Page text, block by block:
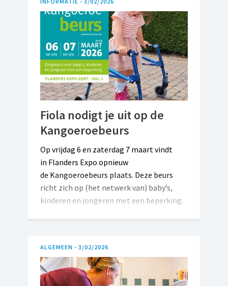
Fiola nodigt je uit op de
Kangoeroebeurs
Op vrijdag 6 en zaterdag 7 maart vindt
in Flanders Expo opnieuw
de Kangoeroebeurs plaats. Deze beurs
richt zich op (het netwerk van) baby’s,
kinderen en jongeren met een beperking.
ALGEMEEN - 3/02/2026